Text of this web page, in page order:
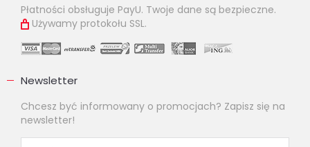
Płatności obsługuje PayU. Twoje dane są bezpieczne.
Używamy protokołu SSL.
Newsletter
Chcesz być informowany o promocjach? Zapisz się na
newsletter!